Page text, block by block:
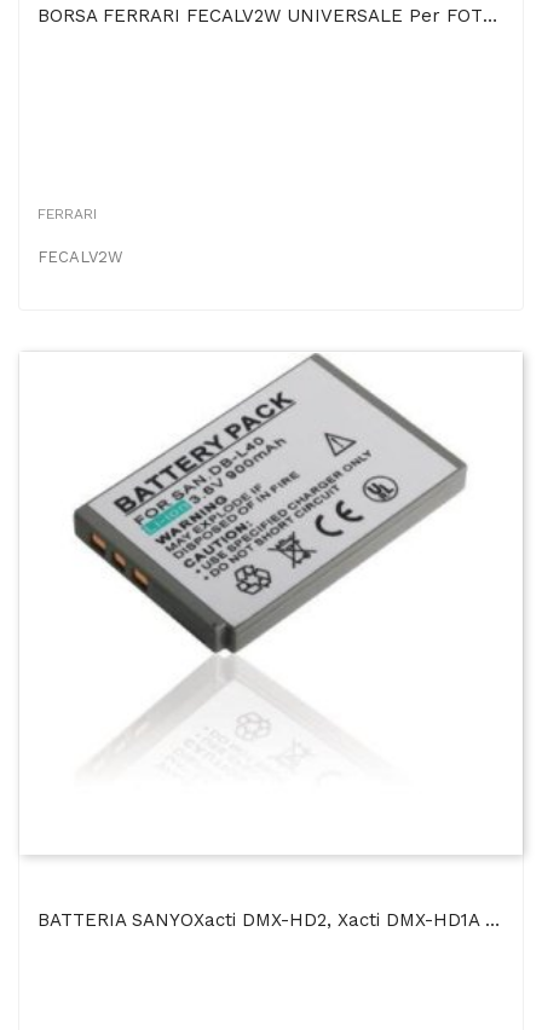
BORSA FERRARI FECALV2W UNIVERSALE Per FOTOCAMERA, VIDEOCAMERA, SMARTPHONE, PORTAFOGLIO CON...
FERRARI
FECALV2W
BATTERIA SANYOXacti DMX-HD2, Xacti DMX-HD1A 900mAh Li-Ion